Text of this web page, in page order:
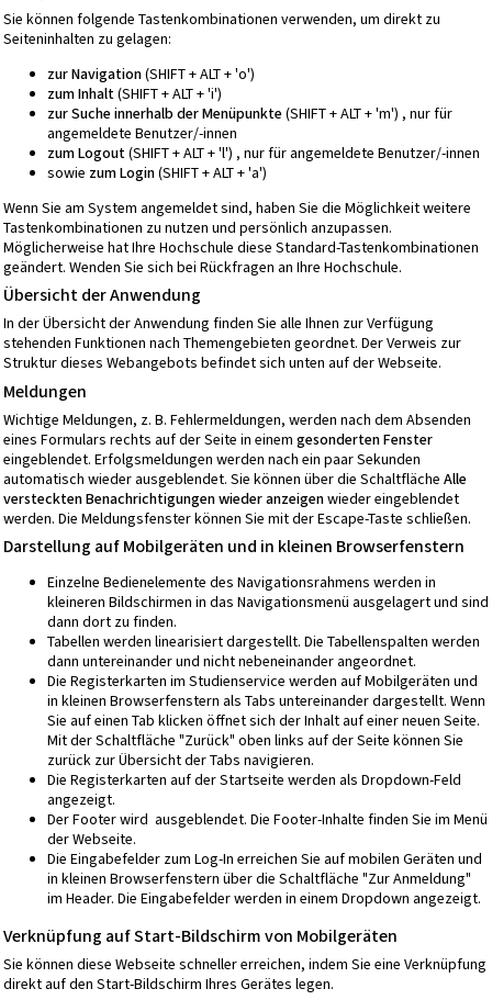
Sie können folgende Tastenkombinationen verwenden, um direkt zu
Seiteninhalten zu gelagen:
zur Navigation(SHIFT + ALT + 'o')
zum Inhalt(SHIFT + ALT + 'i')
zur Suche innerhalb der Menüpunkte(SHIFT + ALT + 'm') , nur für
angemeldete Benutzer/-innen
zum Logout(SHIFT + ALT + 'l') , nur für angemeldete Benutzer/-innen
sowie zum Login(SHIFT + ALT + 'a')
Wenn Sie am System angemeldet sind, haben Sie die Möglichkeit weitere
Tastenkombinationen zu nutzen und persönlich anzupassen.
Möglicherweise hat Ihre Hochschule diese Standard-Tastenkombinationen
geändert. Wenden Sie sich bei Rückfragen an Ihre Hochschule.
Übersicht der Anwendung
In der Übersicht der Anwendung finden Sie alle Ihnen zur Verfügung
stehenden Funktionen nach Themengebieten geordnet. Der Verweis zur
Struktur dieses Webangebots befindet sich unten auf der Webseite.
Meldungen
Wichtige Meldungen, z. B. Fehlermeldungen, werden nach dem Absenden
eines Formulars rechts auf der Seite in einem gesonderten Fenster
eingeblendet. Erfolgsmeldungen werden nach ein paar Sekunden
automatisch wieder ausgeblendet. Sie können über die Schaltfläche Alle
versteckten Benachrichtigungen wieder anzeigenwieder eingeblendet
werden. Die Meldungsfenster können Sie mit der Escape-Taste schließen.
Darstellung auf Mobilgeräten und in kleinen Browserfenstern
Einzelne Bedienelemente des Navigationsrahmens werden in
kleineren Bildschirmen in das Navigationsmenü ausgelagert und sind
dann dort zu finden.
Tabellen werden linearisiert dargestellt. Die Tabellenspalten werden
dann untereinander und nicht nebeneinander angeordnet.
Die Registerkarten im Studienservice werden auf Mobilgeräten und
in kleinen Browserfenstern als Tabs untereinander dargestellt. Wenn
Sie auf einen Tab klicken öffnet sich der Inhalt auf einer neuen Seite.
Mit der Schaltfläche "Zurück" oben links auf der Seite können Sie
zurück zur Übersicht der Tabs navigieren.
Die Registerkarten auf der Startseite werden als Dropdown-Feld
angezeigt.
Der Footer wird ausgeblendet. Die Footer-Inhalte finden Sie im Menü
der Webseite.
Die Eingabefelder zum Log-In erreichen Sie auf mobilen Geräten und
in kleinen Browserfenstern über die Schaltfläche "Zur Anmeldung"
im Header. Die Eingabefelder werden in einem Dropdown angezeigt.
Verknüpfung auf Start-Bildschirm von Mobilgeräten
Sie können diese Webseite schneller erreichen, indem Sie eine Verknüpfung
direkt auf den Start-Bildschirm Ihres Gerätes legen.